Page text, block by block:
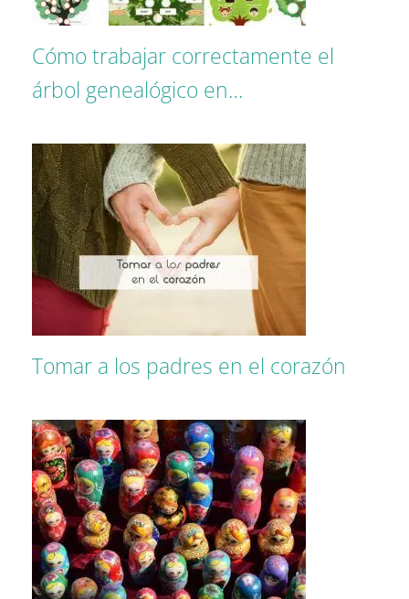
Cómo trabajar correctamente el
árbol genealógico en…
Tomar a los padres en el corazón